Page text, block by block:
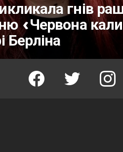
гнів
«Червона
Берліна
facebook twitter